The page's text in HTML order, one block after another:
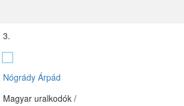
3.
Nógrády Árpád
Magyar uralkodók /